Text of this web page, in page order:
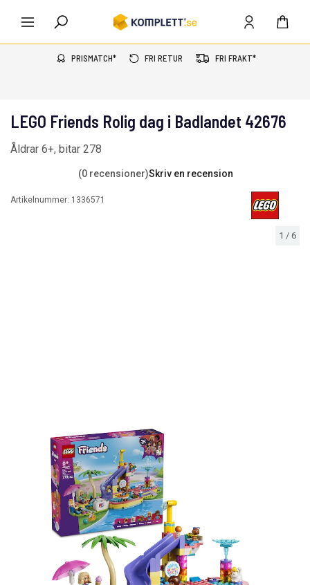
PRISMATCH* FRI RETUR FRI FRAKT*
1 / 6
LEGO Friends Rolig dag i Badlandet 42676
Åldrar 6+, bitar 278
(0 recensioner)Skriv en recension
Artikelnummer: 1336571